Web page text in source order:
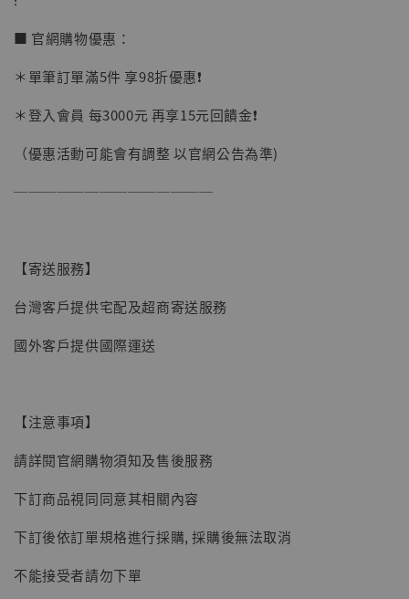
【現貨】BJSTUDIO 1/6系列可動蒐藏人偶 讓
■ 官網購物優惠：
＊單筆訂單滿5件 享98折優惠❗️
＊登入會員 每3000元 再享15元回饋金❗️
（優惠活動可能會有調整 以官網公告為準)
──────────────
【寄送服務】
台灣客戶提供宅配及超商寄送服務
國外客戶提供國際運送
【注意事項】
請詳閱官網購物須知及售後服務
下訂商品視同同意其相關內容
下訂後依訂單規格進行採購, 採購後無法取消
不能接受者請勿下單